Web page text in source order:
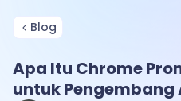
Blog
Apa Itu Chrome
untuk Pengembang